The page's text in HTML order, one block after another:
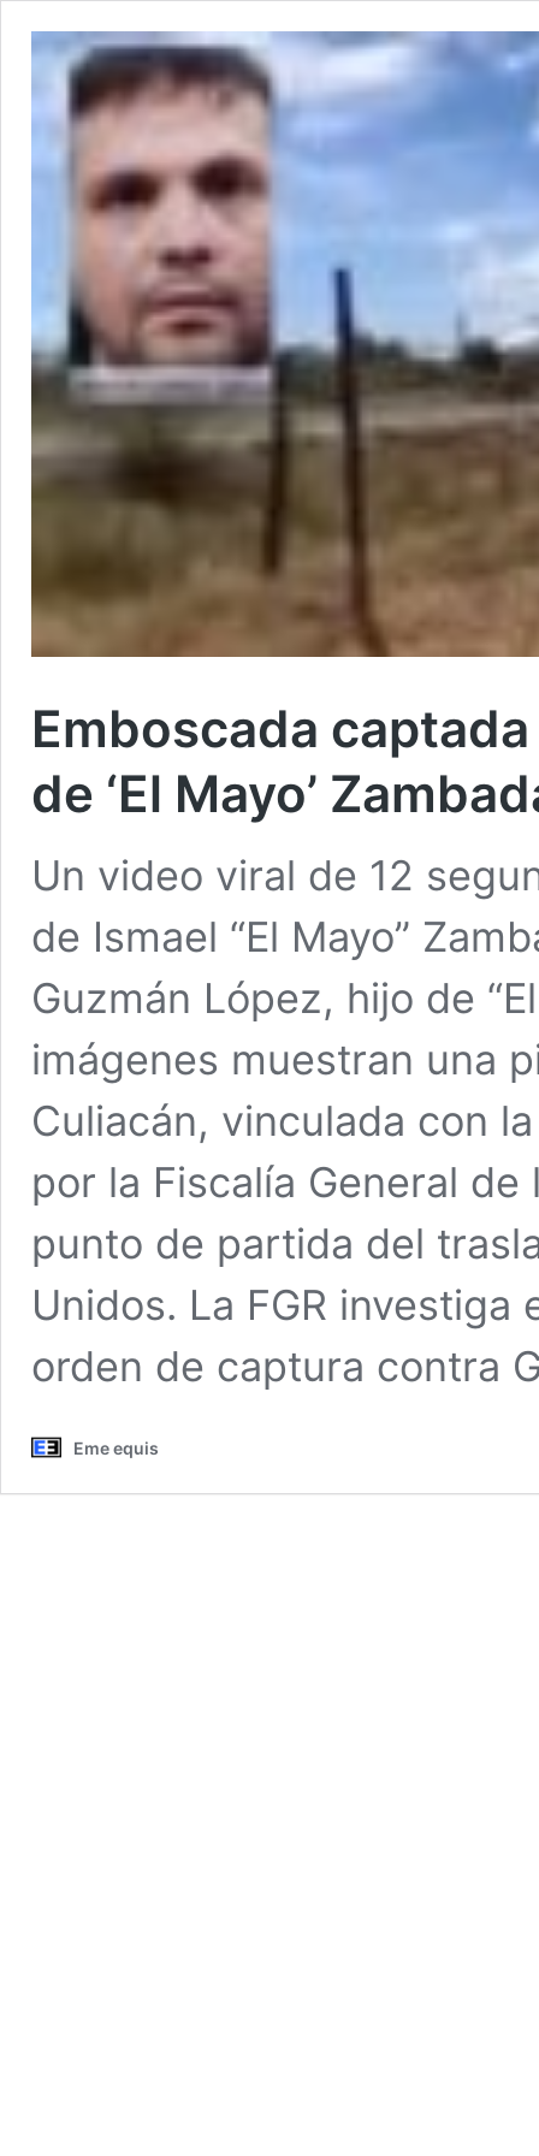
Emboscada
de ‘El Mayo’
Un video viral de 12
de Ismael “El Mayo”
Guzmán López, hijo de
imágenes muestran una
Culiacán, vinculada con
por la Fiscalía General de
punto de partida del
Unidos. La FGR
orden de captura contra
Eme equis